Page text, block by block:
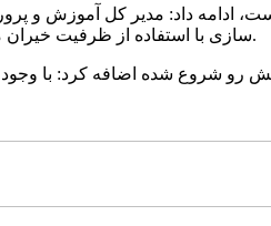
ادامه داد: مدیر کل
سازی با استفاده از ظرفیت خیران مدرسه ساز و شرکت ها و همکاری دستگاههای ذی ربط در سطح استان آغاز شود.
رو شروع شده اضافه کرد: با